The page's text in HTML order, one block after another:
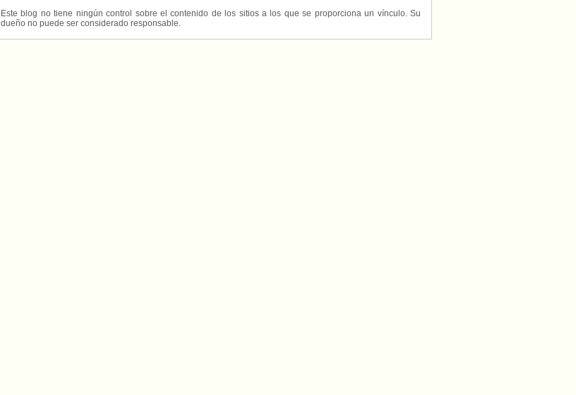
Este blog no tiene ningún control sobre el contenido de los sitios a los que se proporciona un vínculo. Su
dueño no puede ser considerado responsable.